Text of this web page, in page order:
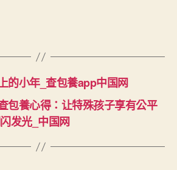
的小年_查包養app中国网
包養心得：让特殊孩子享有公平
发光_中国网